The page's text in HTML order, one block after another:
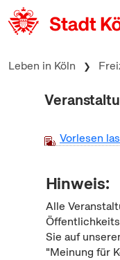
zum Inhalt springen
Leben in Köln
Vorlesen
Hinweis:
Alle
Sie auf
"Meinung für